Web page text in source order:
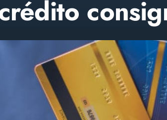
de fevereiro de 2023 Atualizado em 13 de